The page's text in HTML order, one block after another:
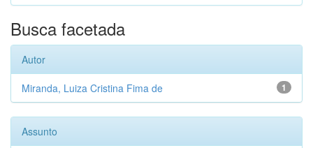
Busca facetada
Autor
1
Miranda, Luiza Cristina Fima de
Assunto